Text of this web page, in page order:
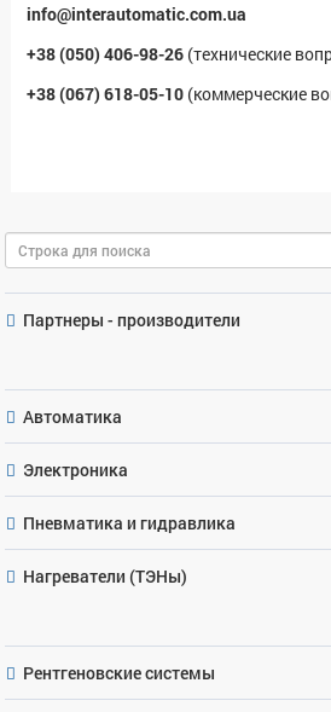
info@interautomatic.com.ua
+38 (050) 406-98-26 (технические
+38 (067) 618-05-10 (коммерческие
Партнеры - производители
Автоматика
Электроника
Пневматика и гидравлика
Нагреватели (ТЭНы)
Рентгеновские системы